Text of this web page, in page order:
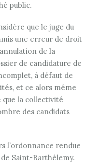
public.
que le juge du
une erreur de droit
de la
de candidature de
à défaut de
et ce alors même
que la collectivité
des candidats
l’ordonnance rendue
Saint-Barthélemy.